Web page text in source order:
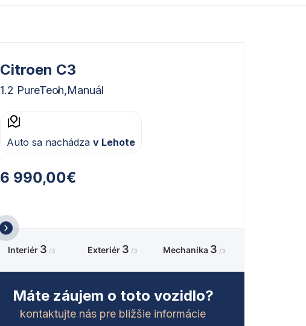
Citroen C3
1.2 PureTech,Manuál
Auto sa nachádza v Lehote
6 990,00€
Interiér 3 /3 Exteriér 3 /3 Mechanika 3 /3
Máte záujem o toto vozidlo?
kontaktujte nás pre bližšie informácie